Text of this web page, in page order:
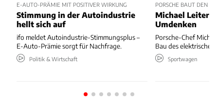
E-AUTO-PRÄMIE MIT POSITIVER WIRKUNG
Stimmung in der Autoindustrie
hellt sich auf
ifo meldet Autoindustrie-Stimmungsplus –
E-Auto-Prämie sorgt für Nachfrage.
Politik & Wirtschaft
PORSCHE BAUT DEN
Michael Leiters
Umdenken
Porsche-Chef
Bau des elektrischen
Sportwagen